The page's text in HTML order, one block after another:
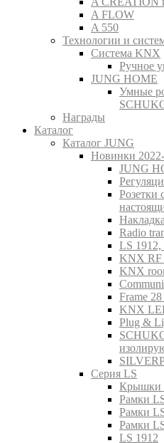
A FLOW
A 550
Технологии и
Система KNX
Ручное
JUNG HOME
Умные
Награды
Каталог
Каталог JUNG
Новинки
JUNG
Розетки
Radio
LS 1912,
KNX RF
KNX
Frame
KNX
Plug &
Серия LS
Крышки
Рамки
Рамки
Рамки
LS 1912